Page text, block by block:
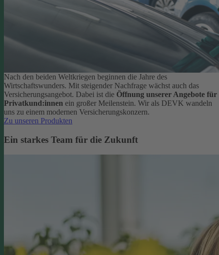
Nach den beiden Weltkriegen beginnen die Jahre des
Wirtschaftswunders. Mit steigender Nachfrage wächst auch das
Versicherungsangebot. Dabei ist die Öffnung unserer Angebote für
Privatkund:innen ein großer Meilenstein. Wir als DEVK wandeln
uns zu einem modernen Versicherungskonzern.
Zu unseren Produkten
Ein starkes Team für die Zukunft